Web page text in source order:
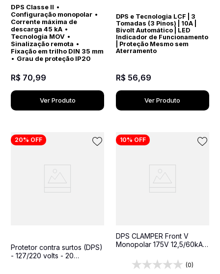
DPS Classe II •
Configuração monopolar •
Corrente máxima de
descarga 45 kA •
Tecnologia MOV •
Sinalização remota •
Fixação em trilho DIN 35 mm
• Grau de proteção IP20
R$ 70,99
Ver Produto
DPS e Tecnologia LCF | 3
Tomadas (3 Pinos) | 10A |
Bivolt Automático | LED
Indicador de Funcionamento
| Proteção Mesmo sem
Aterramento
R$ 56,69
Ver Produto
20% OFF
Protetor contra surtos (DPS)
- 127/220 volts - 20
10% OFF
DPS CLAMPER Front V
Monopolar 175V 12,5/60kA
surtos para quadros
elétricos
(0)